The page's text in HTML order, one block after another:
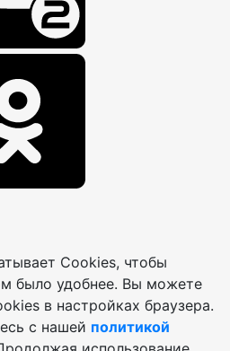
Cookies, чтобы
было удобнее. Вы можете
в настройках браузера.
с нашей политикой